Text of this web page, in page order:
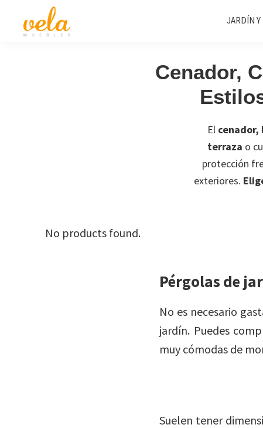
JARDÍN
Cenador,
El cenador,
terraza o
protección
exteriores.
No products found.
Pérgolas de
No es necesario
jardín. Puedes
muy cómodas de
Suelen tener